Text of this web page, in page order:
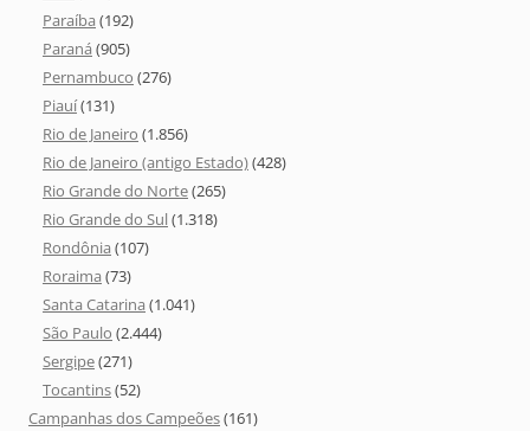
Paraíba (192)
Paraná (905)
Pernambuco (276)
Piauí(131)
Rio de Janeiro (1.856)
Rio de Janeiro (antigo Estado)(428)
Rio Grande do Norte(265)
Rio Grande do Sul(1.318)
Rondônia (107)
Roraima (73)
Santa Catarina (1.041)
São Paulo (2.444)
Sergipe(271)
Tocantins(52)
Campanhas dos Campeões(161)